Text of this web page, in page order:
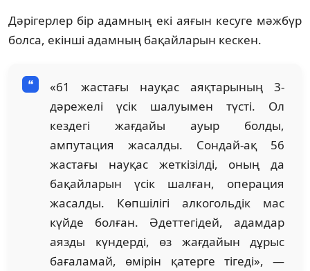
Дәрігерлер бір адамның екі аяғын кесуге мәжбүр
болса, екінші адамның бақайларын кескен.
«61 жастағы науқас аяқтарының 3-
дәрежелі үсік шалуымен түсті. Ол
кездегі жағдайы ауыр болды,
ампутация жасалды. Сондай-ақ 56
жастағы науқас жеткізілді, оның да
бақайларын үсік шалған, операция
жасалды. Көпшілігі алкогольдік мас
күйде болған. Әдеттегідей, адамдар
аязды күндерді, өз жағдайын дұрыс
бағаламай, өмірін қатерге тігеді», —